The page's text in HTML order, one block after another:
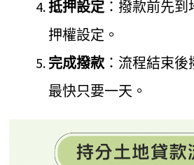
抵押設定：撥款前先到
押權設定。
完成撥款：流程結束後
最快只要一天。